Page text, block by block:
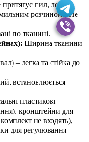
притягує пил, легко
мильним розчином). Не
по тканині.
Ширина тканини
– легка та стійка до
встановлюється
пластикові
кронштейни для
не входять),
для регулювання